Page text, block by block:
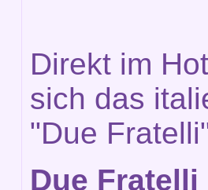
Direkt im
sich das
"Due
Due